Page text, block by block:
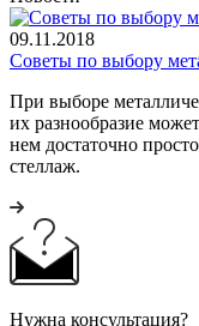
09.11.2018
Советы по выбору
При выборе
их разнообразие
нем достаточно
стеллаж.
Нужна консультация?